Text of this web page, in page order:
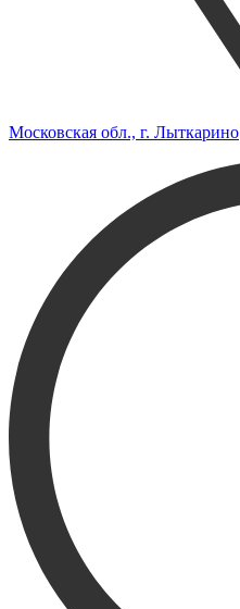
Московская обл., г. Лыткарино